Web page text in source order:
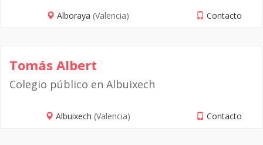
Alboraya (Valencia) Contacto
Tomás Albert
Colegio público en Albuixech
Albuixech (Valencia) Contacto